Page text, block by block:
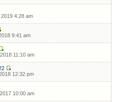
4:28 am
9:41 am
11:10 am
12:32 pm
10:00 am